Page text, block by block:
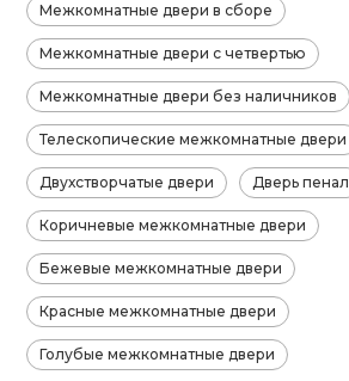
Межкомнатные двери в сборе
Межкомнатные двери с четвертью
Межкомнатные двери без наличников
Телескопические межкомнатные двери
Двухстворчатые двери Дверь пенал
Коричневые межкомнатные двери
Бежевые межкомнатные двери
Красные межкомнатные двери
Голубые межкомнатные двери